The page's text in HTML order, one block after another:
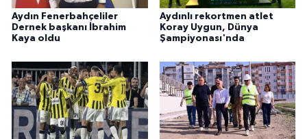
Aydın Fenerbahçeliler
Dernek başkanı İbrahim
Kaya oldu
Aydınlı rekortmen atlet
Koray Uygun, Dünya
Şampiyonası'nda